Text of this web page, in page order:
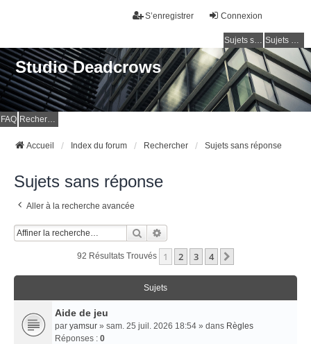
Connexion
S’enregistrer
Sujets sans réponse Sujets actifs
Studio Deadcrows
FAQ Rechercher
Accueil Index du forum Rechercher Sujets sans réponse
Sujets sans réponse
Aller à la recherche avancée
Rechercher
92 Résultats Trouvés 1 2 3 4
Sujets
Aide de jeu
par yamsur » sam. 25 juil. 2026 18:54 » dans Règles
Réponses : 0